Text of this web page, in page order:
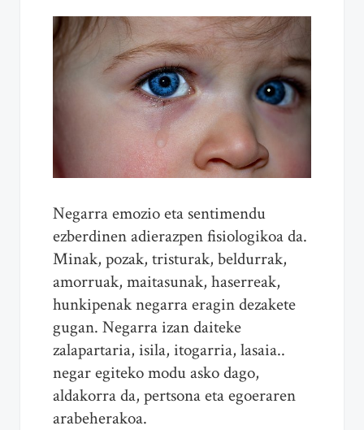
Negarra emozio eta sentimendu
ezberdinen adierazpen fisiologikoa da.
Minak, pozak, tristurak, beldurrak,
amorruak, maitasunak, haserreak,
hunkipenak negarra eragin dezakete
gugan. Negarra izan daiteke
zalapartaria, isila, itogarria, lasaia..
negar egiteko modu asko dago,
aldakorra da, pertsona eta egoeraren
arabeherakoa.